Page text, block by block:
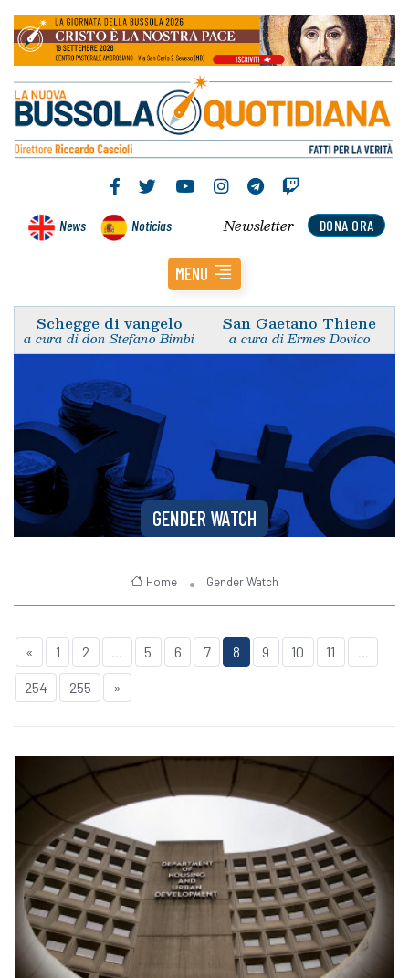
News Noticias DONA ORA
Newsletter
MENU
Schegge di vangelo
a cura di don Stefano Bimbi
San Gaetano Thiene
a cura di Ermes Dovico
GENDER WATCH
Home Gender Watch
« 1 2 5 6 7 8 9 10 11
254 255 »